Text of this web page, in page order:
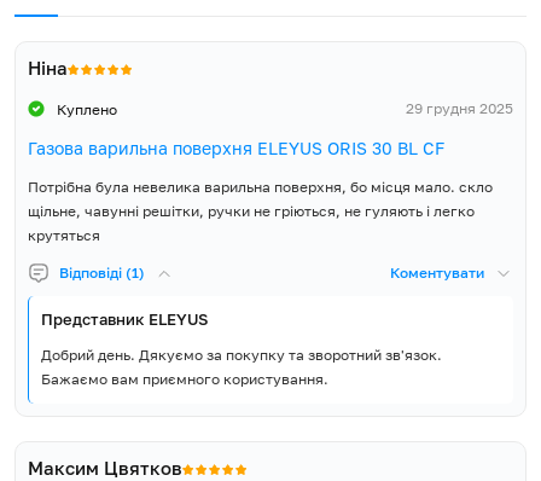
(Ш), мм
мм
155
Вага Брутто, кг 6.2
Країна реєстрації бренду
5 років гарантії – запорука якості!
надійність, адже ми забезпечуємо гарантію на всю лінійку
техніки ELEYUS
Будьте певні, що команда сервісної
Ніна
Куплено 29 грудня 2025
Газова варильна поверхня ELEYUS ORIS 30 BL CF
Потрібна була невелика варильна поверхня, бо місця мало. скло
щільне, чавунні решітки, ручки не гріються, не гуляють і легко
крутяться
Відповіді (1) Коментувати
Представник ELEYUS
Добрий день. Дякуємо за покупку та зворотний зв'язок.
Бажаємо вам приємного користування.
Максим Цвятков